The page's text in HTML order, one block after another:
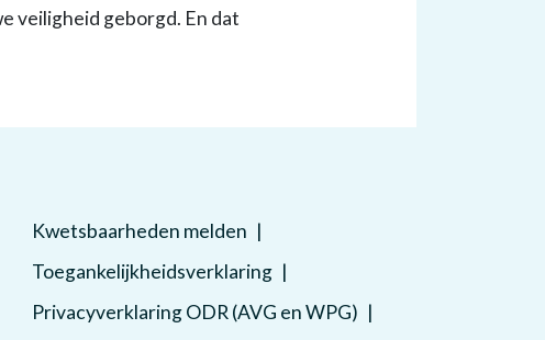
veiligheid geborgd. En dat
Kwetsbaarheden melden
Toegankelijkheidsverklaring
Privacyverklaring ODR (AVG en WPG)